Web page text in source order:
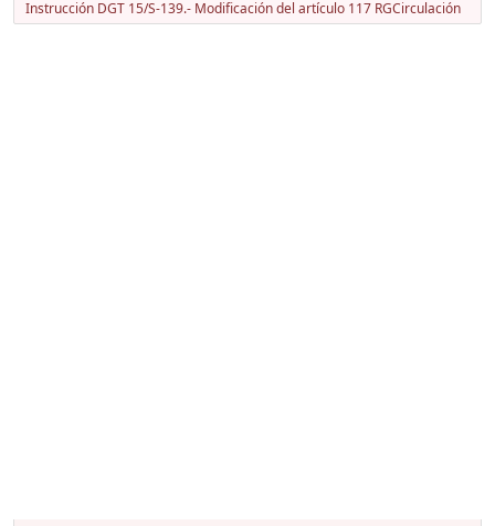
Instrucción DGT 15/S-139.- Modificación del artículo 117 RGCirculación